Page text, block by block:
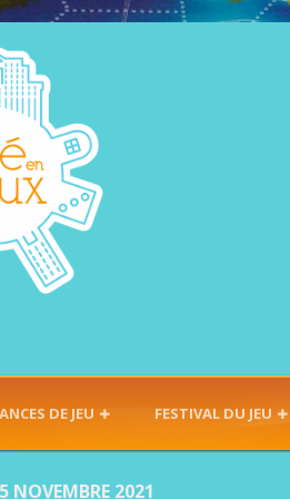
DE JEU FESTIVAL DU JEU
NOVEMBRE 2021